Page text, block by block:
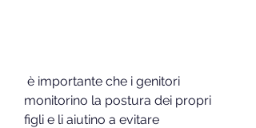
monitorino la postura dei propri
figli e li aiutino a evitare